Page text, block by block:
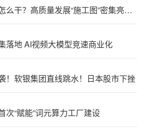
下半年怎么干？高质量发展“施工图”密集亮相 聚焦主业提质增效 国资央企向AI要动能
落地 AI视频大模型竞速商业化
！软银集团直线跳水！日本股市下挫
次“赋能”词元算力工厂建设